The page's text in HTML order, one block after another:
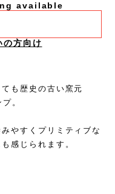
available
の方向け
も歴史の古い窯元
。
やすくプリミティブな
感じられます。